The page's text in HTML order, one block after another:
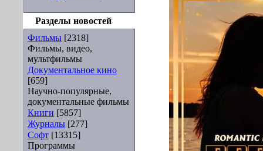
Разделы новостей
Фильмы [2318]
Фильмы, видео,
мультфильмы
Документальное кино
[659]
Научно-популярные,
документальные фильмы
Книги [5857]
Журналы [277]
Софт [13315]
Программы